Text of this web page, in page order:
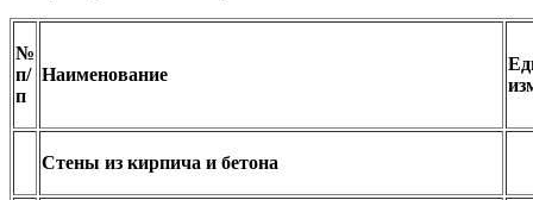
№
п/
п
Наименование
Стены из кирпича и бетона